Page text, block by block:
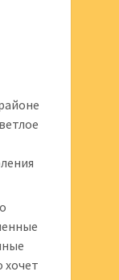
хочет